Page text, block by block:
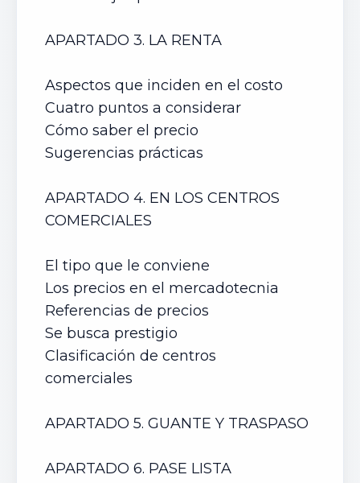
APARTADO 3. LA RENTA
Aspectos que inciden en el costo
Cuatro puntos a considerar
Cómo saber el precio
Sugerencias prácticas
APARTADO 4. EN LOS CENTROS
COMERCIALES
El tipo que le conviene
Los precios en el mercadotecnia
Referencias de precios
Se busca prestigio
Clasificación de centros
comerciales
APARTADO 5. GUANTE Y TRASPASO
APARTADO 6. PASE LISTA